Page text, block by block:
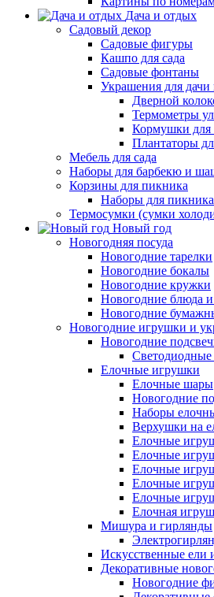
Дача и отдых
Садовый декор
Садовые фигуры
Кашпо для сада
Садовые фонтаны
Украшения для дачи
Дверной
Термометры
Кормушки для
Плантаторы
Мебель для сада
Наборы для барбекю и
Корзины для пикника
Наборы для пикника
Термосумки (сумки
Новый год
Новогодняя посуда
Новогодние тарелки
Новогодние бокалы
Новогодние кружки
Новогодние блюда и
Новогодние
Новогодние игрушки и
Новогодние
Светодиодные
Елочные игрушки
Елочные шары
Новогодние
Наборы
Верхушки на
Елочные
Елочные
Елочные
Елочные
Елочные
Елочная
Мишура и гирлянды
Искусственные ели
Декоративные
Новогодние